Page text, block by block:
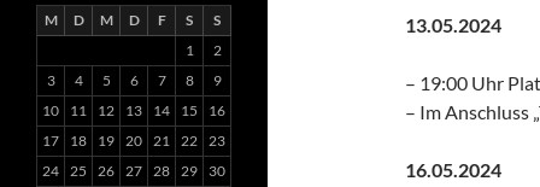
13.05.2024
– 19:00 Uhr
– Im Anschluss
16.05.2024
M D M D F S
S
1
2
3
4 5 6 7 8
9
10
11 12 13 14 15
16
17
18 19 20 21 22 23
24 25 26 27 28 29
30